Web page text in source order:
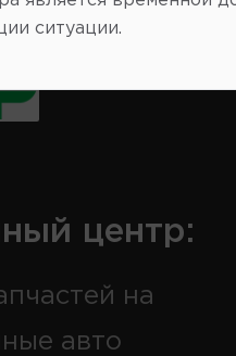
к оплате карты
центр:
на
авто
ситуации.